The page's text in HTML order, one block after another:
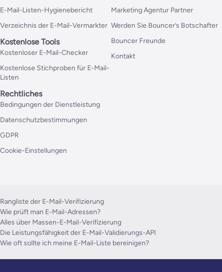
E-Mail-Listen-Hygienebericht
Verzeichnis der E-Mail-Vermarkter
Kostenlose Tools
Kostenloser E-Mail-Checker
Kostenlose Stichproben für E-Mail-
Listen
Marketing Agentur Partner
Werden Sie Bouncer’s Botschafter
Bouncer Freunde
Kontakt
Rechtliches
Bedingungen der Dienstleistung
Datenschutzbestimmungen
GDPR
Cookie-Einstellungen
Rangliste der E-Mail-Verifizierung
Wie prüft man E-Mail-Adressen?
Alles über Massen-E-Mail-Verifizierung
Die Leistungsfähigkeit der E-Mail-Validierungs-API
Wie oft sollte ich meine E-Mail-Liste bereinigen?